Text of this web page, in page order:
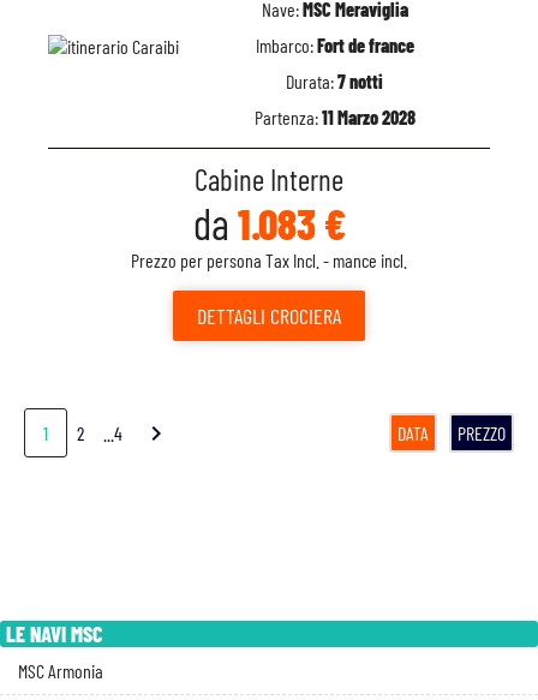
Nave:MSC Meraviglia
Imbarco:Fort de france
Durata:7 notti
Partenza:11 Marzo 2028
Cabine Interne
da 1.083 €
Prezzo per persona Tax Incl. - mance incl.
DETTAGLI CROCIERA
1 2 ...4 chevron_right DATA PREZZO
LE NAVI MSC
MSC Armonia